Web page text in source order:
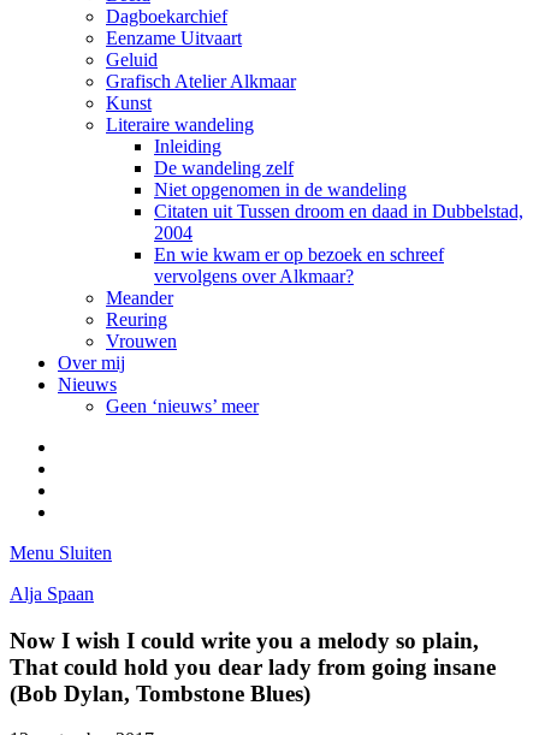
Dagboekarchief
Eenzame Uitvaart
Geluid
Grafisch Atelier Alkmaar
Kunst
Literaire wandeling
Inleiding
De wandeling zelf
Niet opgenomen in de wandeling
Citaten uit Tussen droom en daad in Dubbelstad,
2004
En wie kwam er op bezoek en schreef
vervolgens over Alkmaar?
Meander
Reuring
Vrouwen
Over mij
Nieuws
Geen ‘nieuws’ meer
Menu Sluiten
Alja Spaan
Now I wish I could write you a melody so plain,
That could hold you dear lady from going insane
(Bob Dylan, Tombstone Blues)